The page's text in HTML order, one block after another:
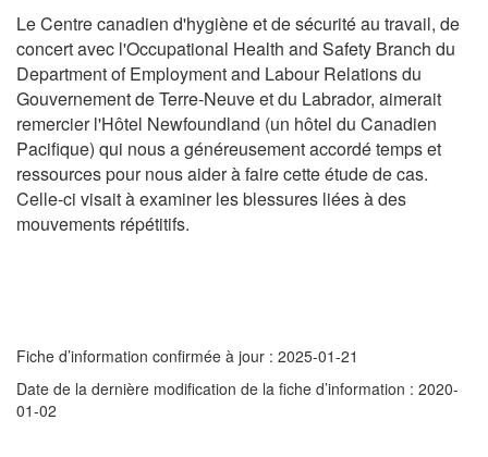
Le Centre canadien d'hygiène et de sécurité au travail, de
concert avec l'Occupational Health and Safety Branch du
Department of Employment and Labour Relationsdu
Gouvernement de Terre-Neuve et du Labrador, aimerait
remercier l'Hôtel Newfoundland (un hôtel du Canadien
Pacifique) qui nous a généreusement accordé temps et
ressources pour nous aider à faire cette étude de cas.
Celle-ci visait à examiner les blessures liées à des
mouvements répétitifs.
Fiche d’information confirmée à jour : 2025-01-21
Date de la dernière modification de la fiche d’information : 2020-
01-02